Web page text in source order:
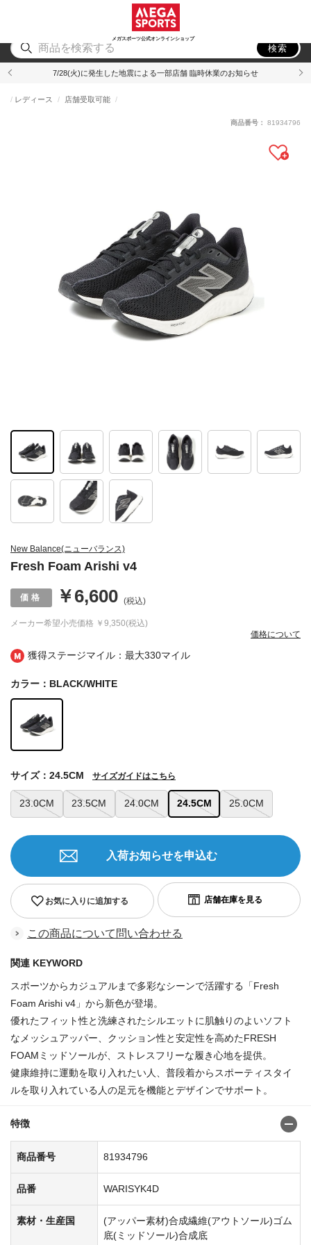
メガスポーツ公式オンラインショップ
アウトドア
検索
7/28(火)に発生した地震による一部店舗 臨時休業のお知らせ
獲得ステージマイル：最大330マイル
New Balance(ニューバランス)
Fresh Foam Arishi v4
レディース 店舗受取可能
メーカー希望小売価格 ￥9,350(税込)
￥6,600 (税込)
価格について
商品番号： 81934796
カラー：BLACK/WHITE
23.0CM 23.5CM 24.0CM 24.5CM 25.0CM
サイズ：24.5CM サイズガイドはこちら
お気に入りに追加する
入荷お知らせを申込む
この商品について問い合わせる
関連 KEYWORD
スポーツからカジュアルまで多彩なシーンで活躍する「Fresh
Foam Arishi v4」から新色が登場。
優れたフィット性と洗練されたシルエットに肌触りのよいソフト
なメッシュアッパー、クッション性と安定性を高めたFRESH
FOAMミッドソールが、ストレスフリーな履き心地を提供。
健康維持に運動を取り入れたい人、普段着からスポーティスタイ
ルを取り入れている人の足元を機能とデザインでサポート。
特徴
商品番号 81934796
品番 WARISYK4D
素材・生産国
(アッパー素材)合成繊維(アウトソール)ゴム
底(ミッドソール)合成底